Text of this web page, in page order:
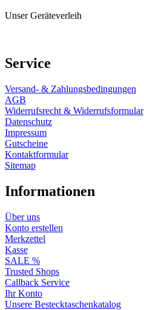
Unser Geräteverleih
Service
Versand- & Zahlungsbedingungen
AGB
Widerrufsrecht & Widerrufsformular
Datenschutz
Impressum
Gutscheine
Kontaktformular
Sitemap
Informationen
Über uns
Konto erstellen
Merkzettel
Kasse
SALE %
Trusted Shops
Callback Service
Ihr Konto
Unsere Bestecktaschenkatalog